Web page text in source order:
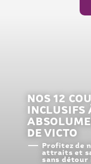
NOS 12
INCLUSIFS
DE VICTO
Profitez de
attraits et
sans détour